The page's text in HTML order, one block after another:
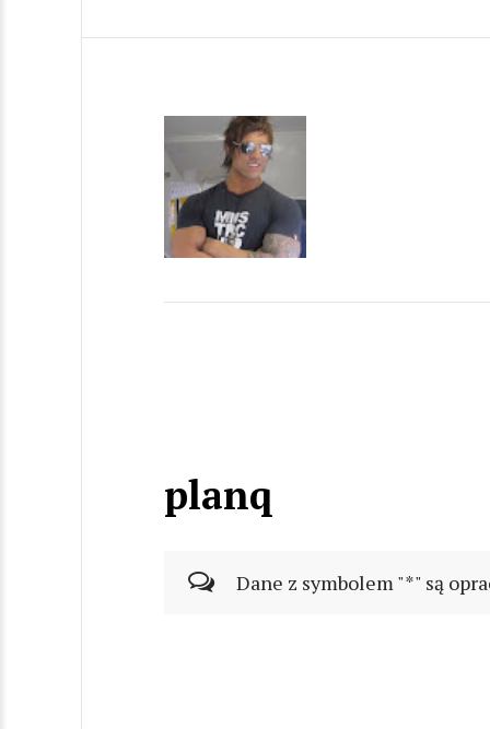
planq
Dane z symbolem "*" są